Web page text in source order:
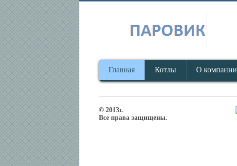
Главная Котлы О компании
© 2013г.
Все права защищены.